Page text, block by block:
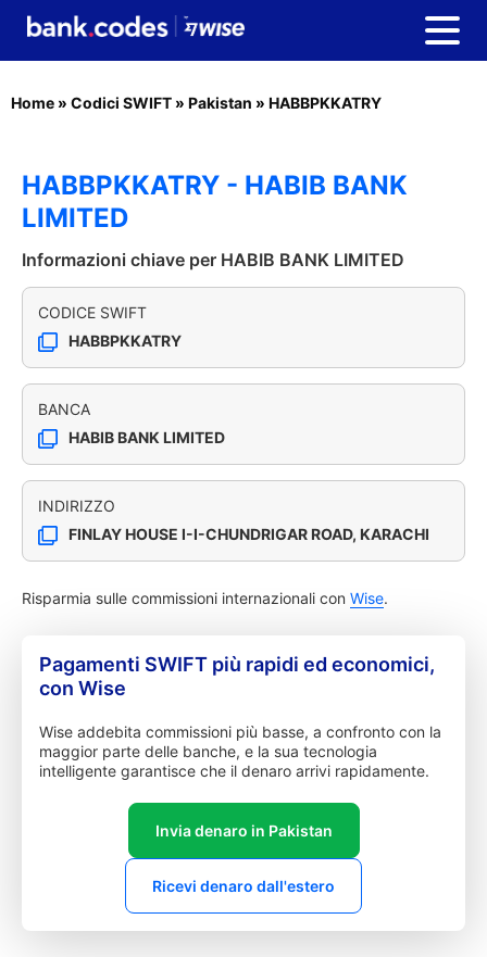
Home » Codici SWIFT » Pakistan » HABBPKKATRY
HABBPKKATRY - HABIB BANK
LIMITED
Informazioni chiave per HABIB BANK LIMITED
CODICE SWIFT
HABBPKKATRY
BANCA
HABIB BANK LIMITED
INDIRIZZO
FINLAY HOUSE I-I-CHUNDRIGAR ROAD, KARACHI
Risparmia sulle commissioni internazionali con Wise.
Pagamenti SWIFT più rapidi ed economici,
con Wise
Wise addebita commissioni più basse, a confronto con la
maggior parte delle banche, e la sua tecnologia
intelligente garantisce che il denaro arrivi rapidamente.
Invia denaro in Pakistan
Ricevi denaro dall'estero